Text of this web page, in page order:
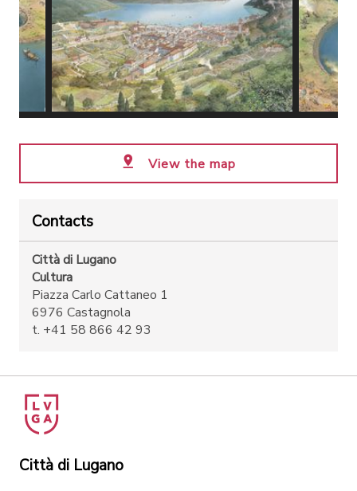
1515
visto
View the map
Contacts
Città di Lugano
Cultura
Piazza Carlo Cattaneo 1
6976 Castagnola
t. +41 58 866 42 93
Città di Lugano